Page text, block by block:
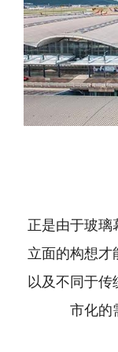
正是由于玻璃
立面的构想才
以及不同于
市化的